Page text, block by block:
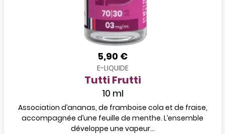
5,90 €
E-LIQUIDE
Tutti Frutti
10 ml
Association d’ananas, de framboise cola et de fraise,
accompagnée d’une feuille de menthe. L’ensemble
développe une vapeur...